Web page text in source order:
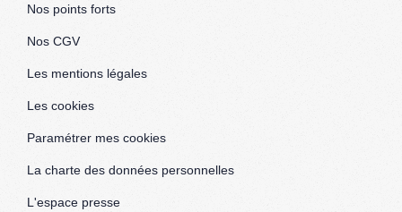
Nos points forts
Nos CGV
Les mentions légales
Les cookies
Paramétrer mes cookies
La charte des données personnelles
L'espace presse